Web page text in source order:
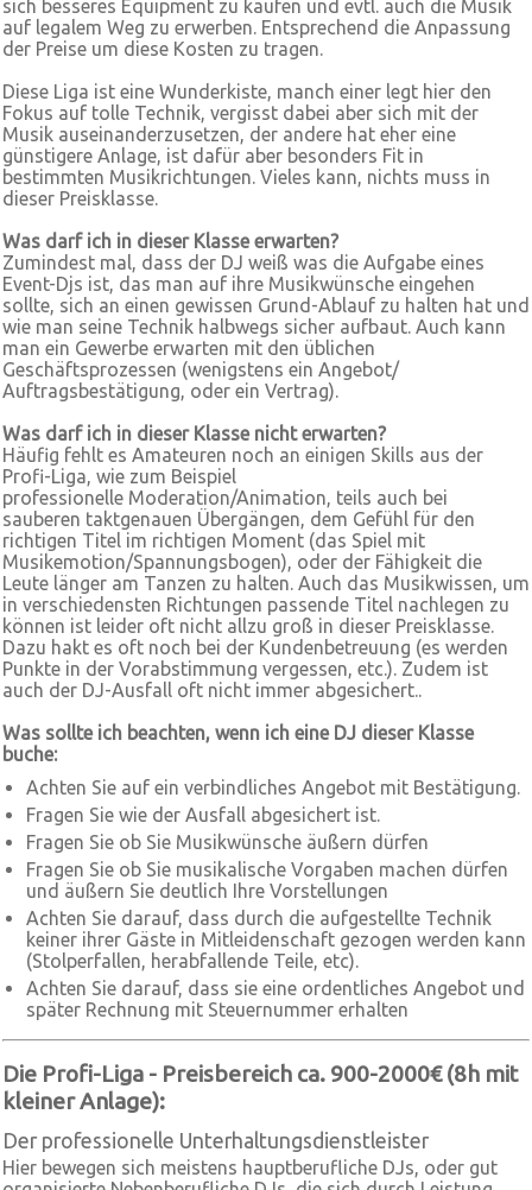
sich besseres Equipment zu kaufen und evtl. auch die Musik
auf legalem Weg zu erwerben. Entsprechend die Anpassung
der Preise um diese Kosten zu tragen.
Diese Liga ist eine Wunderkiste, manch einer legt hier den
Fokus auf tolle Technik, vergisst dabei aber sich mit der
Musik auseinanderzusetzen, der andere hat eher eine
günstigere Anlage, ist dafür aber besonders Fit in
bestimmten Musikrichtungen. Vieles kann, nichts muss in
dieser Preisklasse.
Was darf ich in dieser Klasse erwarten?
Zumindest mal, dass der DJ weiß was die Aufgabe eines
Event-Djs ist, das man auf ihre Musikwünsche eingehen
sollte, sich an einen gewissen Grund-Ablauf zu halten hat und
wie man seine Technik halbwegs sicher aufbaut. Auch kann
man ein Gewerbe erwarten mit den üblichen
Geschäftsprozessen (wenigstens ein Angebot/
Auftragsbestätigung, oder ein Vertrag).
Was darf ich in dieser Klasse nicht erwarten?
Häufig fehlt es Amateuren noch an einigen Skills aus der
Profi-Liga, wie zum Beispiel
professionelle Moderation/Animation, teils auch bei
sauberen taktgenauen Übergängen, dem Gefühl für den
richtigen Titel im richtigen Moment (das Spiel mit
Musikemotion/Spannungsbogen), oder der Fähigkeit die
Leute länger am Tanzen zu halten. Auch das Musikwissen, um
in verschiedensten Richtungen passende Titel nachlegen zu
können ist leider oft nicht allzu groß in dieser Preisklasse.
Dazu hakt es oft noch bei der Kundenbetreuung (es werden
Punkte in der Vorabstimmung vergessen, etc.). Zudem ist
auch der DJ-Ausfall oft nicht immer abgesichert..
Was sollte ich beachten, wenn ich eine DJ dieser Klasse
buche:
Achten Sie auf ein verbindliches Angebot mit Bestätigung.
Fragen Sie wie der Ausfall abgesichert ist.
Fragen Sie ob Sie Musikwünsche äußern dürfen
Fragen Sie ob Sie musikalische Vorgaben machen dürfen
und äußern Sie deutlich Ihre Vorstellungen
Achten Sie darauf, dass durch die aufgestellte Technik
keiner ihrer Gäste in Mitleidenschaft gezogen werden kann
(Stolperfallen, herabfallende Teile, etc).
Achten Sie darauf, dass sie eine ordentliches Angebot und
später Rechnung mit Steuernummer erhalten
Die Profi-Liga - Preisbereich ca. 900-2000€ (8h mit
kleiner Anlage):
Der professionelle Unterhaltungsdienstleister
Hier bewegen sich meistens hauptberufliche DJs, oder gut